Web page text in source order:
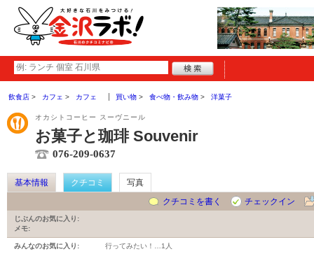
飲食店 カフェ カフェ 買い物 食べ物・飲み物 洋菓子
オカシトコーヒー スーヴニール
お菓子と珈琲 Souvenir
076-209-0637
基本情報 クチコミ
写真
クチコミを書く
チェックイン
じぶんのお気に入り:
メモ:
みんなのお気に入り: 行ってみたい！… 1人